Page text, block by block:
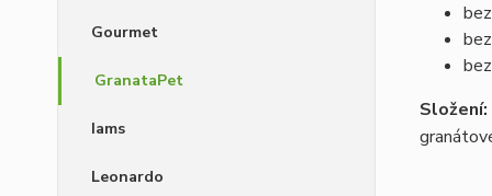
Gourmet
GranataPet
Iams
Leonardo
Složení: